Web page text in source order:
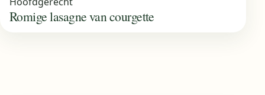
Romige lasagne van courgette